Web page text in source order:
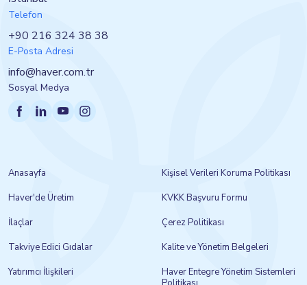
Telefon
+90 216 324 38 38
E-Posta Adresi
info@haver.com.tr
Sosyal Medya
Anasayfa
Haver'de Üretim
İlaçlar
Takviye Edici Gıdalar
Yatırımcı İlişkileri
Kişisel Verileri Koruma Politikası
KVKK Başvuru Formu
Çerez Politikası
Kalite ve Yönetim Belgeleri
Haver Entegre Yönetim Sistemleri